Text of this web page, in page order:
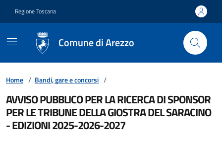
Regione Toscana
Comune di Arezzo
Home / Bandi, gare e concorsi /
AVVISO PUBBLICO PER LA RICERCA DI SPONSOR
PER LE TRIBUNE DELLA GIOSTRA DEL SARACINO
- EDIZIONI 2025-2026-2027